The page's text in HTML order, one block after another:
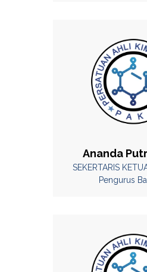
Ananda
SEKERTARIS
Pengurus